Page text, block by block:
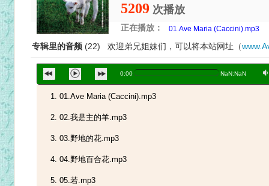
5209 次播放
正在播放：
专辑里的音频 (22) 欢迎弟兄姐妹们，可以将本站网址（
0:00 NaN:NaN a
01.Ave Maria (Caccini).mp3
01.Ave Maria (Caccini).mp3
02.我是主的羊.mp3
03.野地的花.mp3
04.野地百合花.mp3
05.若.mp3